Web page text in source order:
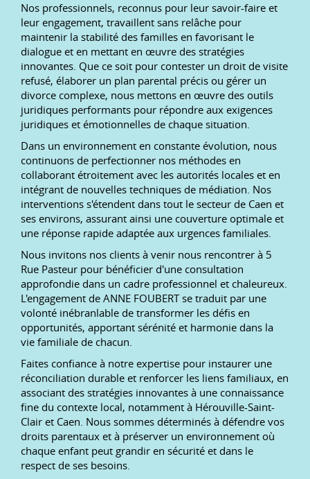
Nos professionnels, reconnus pour leur savoir-faire et
leur engagement, travaillent sans relâche pour
maintenir la stabilité des familles en favorisant le
dialogue et en mettant en œuvre des stratégies
innovantes. Que ce soit pour contester un droit de visite
refusé, élaborer un plan parental précis ou gérer un
divorce complexe, nous mettons en œuvre des outils
juridiques performants pour répondre aux exigences
juridiques et émotionnelles de chaque situation.
Dans un environnement en constante évolution, nous
continuons de perfectionner nos méthodes en
collaborant étroitement avec les autorités locales et en
intégrant de nouvelles techniques de médiation. Nos
interventions s'étendent dans tout le secteur de Caen et
ses environs, assurant ainsi une couverture optimale et
une réponse rapide adaptée aux urgences familiales.
Nous invitons nos clients à venir nous rencontrer à 5
Rue Pasteur pour bénéficier d'une consultation
approfondie dans un cadre professionnel et chaleureux.
L'engagement de ANNE FOUBERT se traduit par une
volonté inébranlable de transformer les défis en
opportunités, apportant sérénité et harmonie dans la
vie familiale de chacun.
Faites confiance à notre expertise pour instaurer une
réconciliation durable et renforcer les liens familiaux, en
associant des stratégies innovantes à une connaissance
fine du contexte local, notamment à Hérouville-Saint-
Clair et Caen. Nous sommes déterminés à défendre vos
droits parentaux et à préserver un environnement où
chaque enfant peut grandir en sécurité et dans le
respect de ses besoins.